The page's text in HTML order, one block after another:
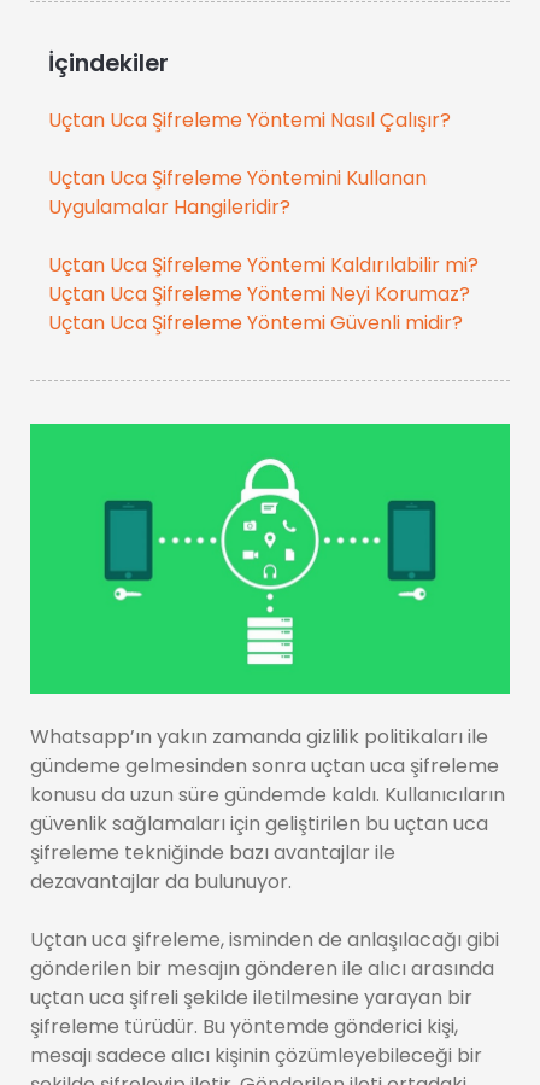
İçindekiler
Uçtan Uca Şifreleme Yöntemi Nasıl Çalışır?
Uçtan Uca Şifreleme Yöntemini Kullanan
Uygulamalar Hangileridir?
Uçtan Uca Şifreleme Yöntemi Kaldırılabilir mi?
Uçtan Uca Şifreleme Yöntemi Neyi Korumaz?
Uçtan Uca Şifreleme Yöntemi Güvenli midir?
Whatsapp’ın yakın zamanda gizlilik politikaları ile
gündeme gelmesinden sonra uçtan uca şifreleme
konusu da uzun süre gündemde kaldı. Kullanıcıların
güvenlik sağlamaları için geliştirilen bu uçtan uca
şifreleme tekniğinde bazı avantajlar ile
dezavantajlar da bulunuyor.
Uçtan uca şifreleme, isminden de anlaşılacağı gibi
gönderilen bir mesajın gönderen ile alıcı arasında
uçtan uca şifreli şekilde iletilmesine yarayan bir
şifreleme türüdür. Bu yöntemde gönderici kişi,
mesajı sadece alıcı kişinin çözümleyebileceği bir